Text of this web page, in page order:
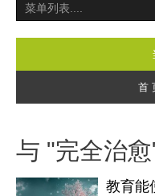
首
与 "完全治
教育能